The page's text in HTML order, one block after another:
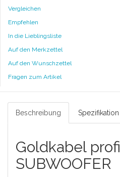
Vergleichen
Empfehlen
In die Lieblingsliste
Auf den Merkzettel
Auf den Wunschzettel
Fragen zum Artikel
Beschreibung Spezifikation
Goldkabel profi
SUBWOOFER